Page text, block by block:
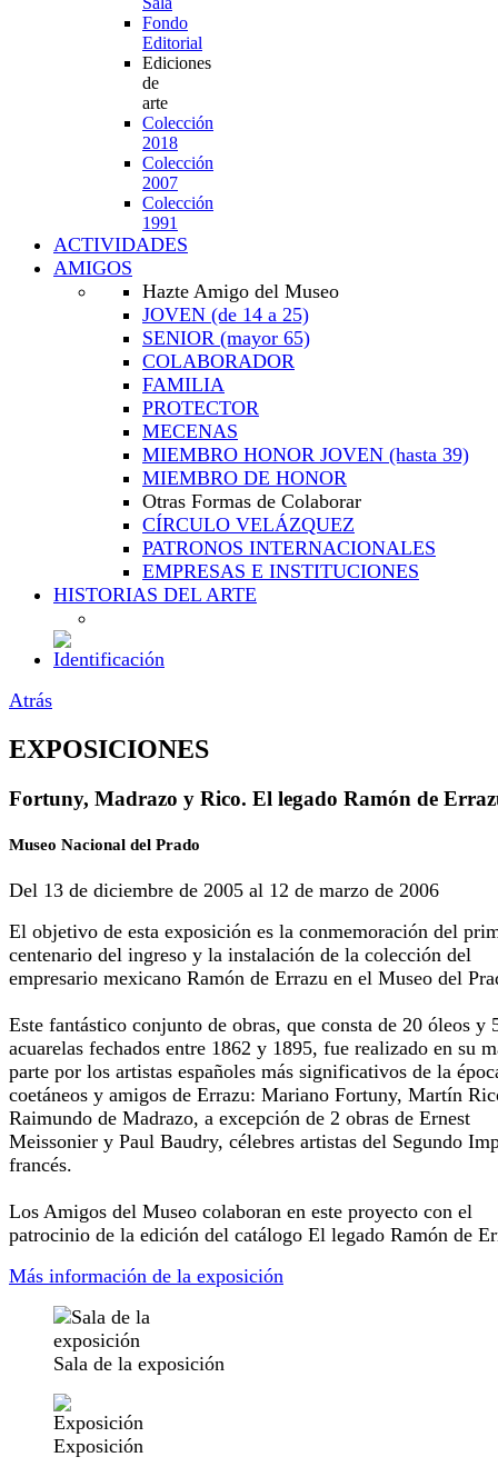
Fondo
Editorial
Ediciones
de
arte
Colección
2018
Colección
2007
Colección
1991
ACTIVIDADES
AMIGOS
Hazte Amigo del Museo
JOVEN (de 14 a 25)
SENIOR (mayor 65)
COLABORADOR
FAMILIA
PROTECTOR
MECENAS
MIEMBRO HONOR JOVEN (hasta 39)
MIEMBRO DE HONOR
Otras Formas de Colaborar
CÍRCULO VELÁZQUEZ
PATRONOS INTERNACIONALES
EMPRESAS E INSTITUCIONES
HISTORIAS DEL ARTE
Atrás
EXPOSICIONES
Fortuny, Madrazo y Rico. El legado Ramón de
Museo Nacional del Prado
Del 13 de diciembre de 2005 al 12 de marzo de 2006
El objetivo de esta exposición es la conmemoración del
centenario del ingreso y la instalación de la colección del
empresario mexicano Ramón de Errazu en el Museo del
Este fantástico conjunto de obras, que consta de 20 óleos y
acuarelas fechados entre 1862 y 1895, fue realizado en su
parte por los artistas españoles más significativos de la
coetáneos y amigos de Errazu: Mariano Fortuny, Martín
Raimundo de Madrazo, a excepción de 2 obras de Ernest
Meissonier y Paul Baudry, célebres artistas del Segundo
francés.
Los Amigos del Museo colaboran en este proyecto con el
patrocinio de la edición del catálogo El legado Ramón de
Más información de la exposición
Sala de la exposición
Exposición